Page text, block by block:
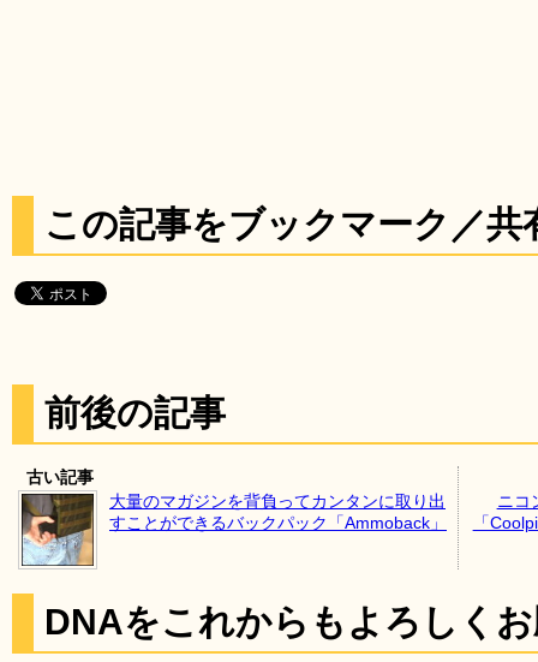
この記事をブックマーク／共
前後の記事
古い記事
大量のマガジンを背負ってカンタンに取り出
すことができるバックパック「Ammoback」
ニコ
「
DNAをこれからもよろしく